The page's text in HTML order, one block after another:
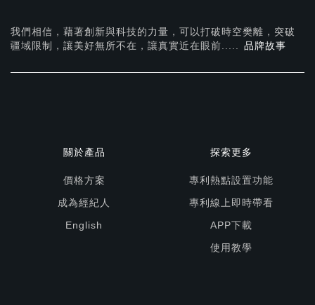
我們相信，藉著創新與科技的力量，可以打破時空樊離，突破
疆域限制，讓美好無所不在， 讓真實近在眼前..... 品牌故事
關於產品
價格方案
成為經紀人
English
探索更多
專利熱點設置功能
專利線上即時帶看
APP下載
使用教學